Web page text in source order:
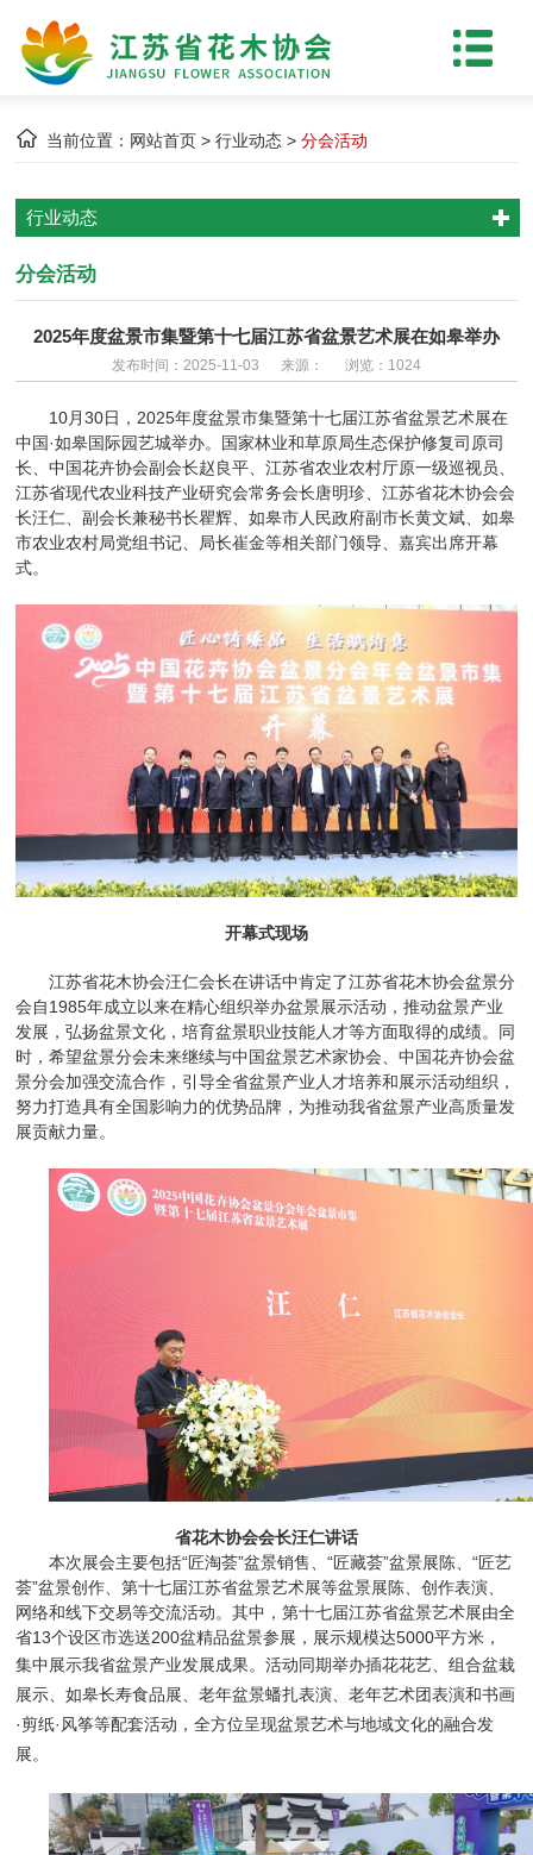
当前位置： 网站首页 >行业动态 >分会活动
行业动态
分会活动
2025年度盆景市集暨第十七届江苏省盆景艺术展在如皋举办
发布时间：2025-11-03 来源： 浏览：1024
10月30日，2025年度盆景市集暨第十七届江苏省盆景艺术展在
中国·如皋国际园艺城举办。国家林业和草原局生态保护修复司原司
长、中国花卉协会副会长赵良平、江苏省农业农村厅原一级巡视员、
江苏省现代农业科技产业研究会常务会长唐明珍、江苏省花木协会会
长汪仁、副会长兼秘书长瞿辉、如皋市人民政府副市长黄文斌、如皋
市农业农村局党组书记、局长崔金等相关部门领导、嘉宾出席开幕
式。
开幕式现场
江苏省花木协会汪仁会长在讲话中肯定了江苏省花木协会盆景分
会自1985年成立以来在精心组织举办盆景展示活动，推动盆景产业
发展，弘扬盆景文化，培育盆景职业技能人才等方面取得的成绩。同
时，希望盆景分会未来继续与中国盆景艺术家协会、中国花卉协会盆
景分会加强交流合作，引导全省盆景产业人才培养和展示活动组织，
努力打造具有全国影响力的优势品牌，为推动我省盆景产业高质量发
展贡献力量。
省花木协会会长汪仁讲话
本次展会主要包括“匠淘荟”盆景销售、“匠藏荟”盆景展陈、“匠艺
荟”盆景创作、第十七届江苏省盆景艺术展等盆景展陈、创作表演、
网络和线下交易等交流活动。其中，第十七届江苏省盆景艺术展由全
省13个设区市选送200盆精品盆景参展，展示规模达5000平方米，
集中展示我省盆景产业发展成果。活动同期举办插花花艺、组合盆栽
展示、如皋长寿食品展、老年盆景蟠扎表演、老年艺术团表演和书画
·剪纸·风筝等配套活动，全方位呈现盆景艺术与地域文化的融合发
展。